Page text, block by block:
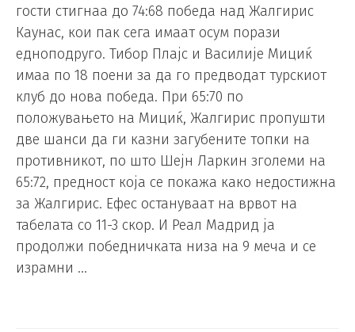
гости стигнаа до 74:68 победа над Жалгирис
Каунас, кои пак сега имаат осум порази
едноподруго. Тибор Плајс и Василије Мициќ
имаа по 18 поени за да го предводат турскиот
клуб до нова победа. При 65:70 по
положувањето на Мициќ, Жалгирис пропушти
две шанси да ги казни загубените топки на
противникот, по што Шејн Ларкин зголеми на
65:72, предност која се покажа како недостижна
за Жалгирис. Ефес остануваат на врвот на
табелата со 11-3 скор. И Реал Мадрид ја
продолжи победничката низа на 9 меча и се
израмни …